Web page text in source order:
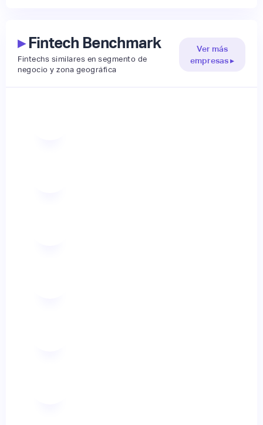
▸Fintech Benchmark
Fintechs similares en segmento de
negocio y zona geográfica
Ver más
empresas ▸